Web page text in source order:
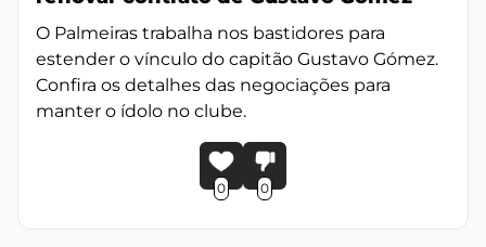
O Palmeiras trabalha nos bastidores para
estender o vínculo do capitão Gustavo Gómez.
Confira os detalhes das negociações para
manter o ídolo no clube.
0 0